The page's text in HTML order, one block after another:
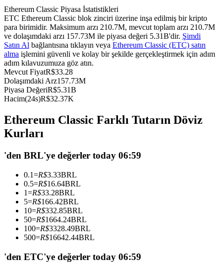
Kopya Ticaret
Kopya Tüccarı Olun
Kâr paylaşımı ve kopya ticaret komisyonlarının tadını çıkarın
Ethereum Classic Piyasa İstatistikleri
ETC Ethereum Classic blok zinciri üzerine inşa edilmiş bir kripto
para birimidir. Maksimum arzı 210.7M, mevcut toplam arzı 210.7M
ve dolaşımdaki arzı 157.73M ile piyasa değeri 5.31B'dir. Şimdi
Satın Al bağlantısına tıklayın veya Ethereum Classic (ETC) satın
alma işlemini güvenli ve kolay bir şekilde gerçekleştirmek için adım
adım kılavuzumuza göz atın.
Mevcut FiyatR$33.28
Dolaşımdaki Arz157.73M
Piyasa DeğeriR$5.31B
Hacim(24s)R$32.37K
Ethereum Classic Farklı Tutarın Döviz
Kurları
'den BRL'ye değerler today 06:59
0.1=R$3.33BRL
0.5=R$16.64BRL
1=R$33.28BRL
5=R$166.42BRL
10=R$332.85BRL
50=R$1664.24BRL
100=R$3328.49BRL
500=R$16642.44BRL
'den ETC'ye değerler today 06:59